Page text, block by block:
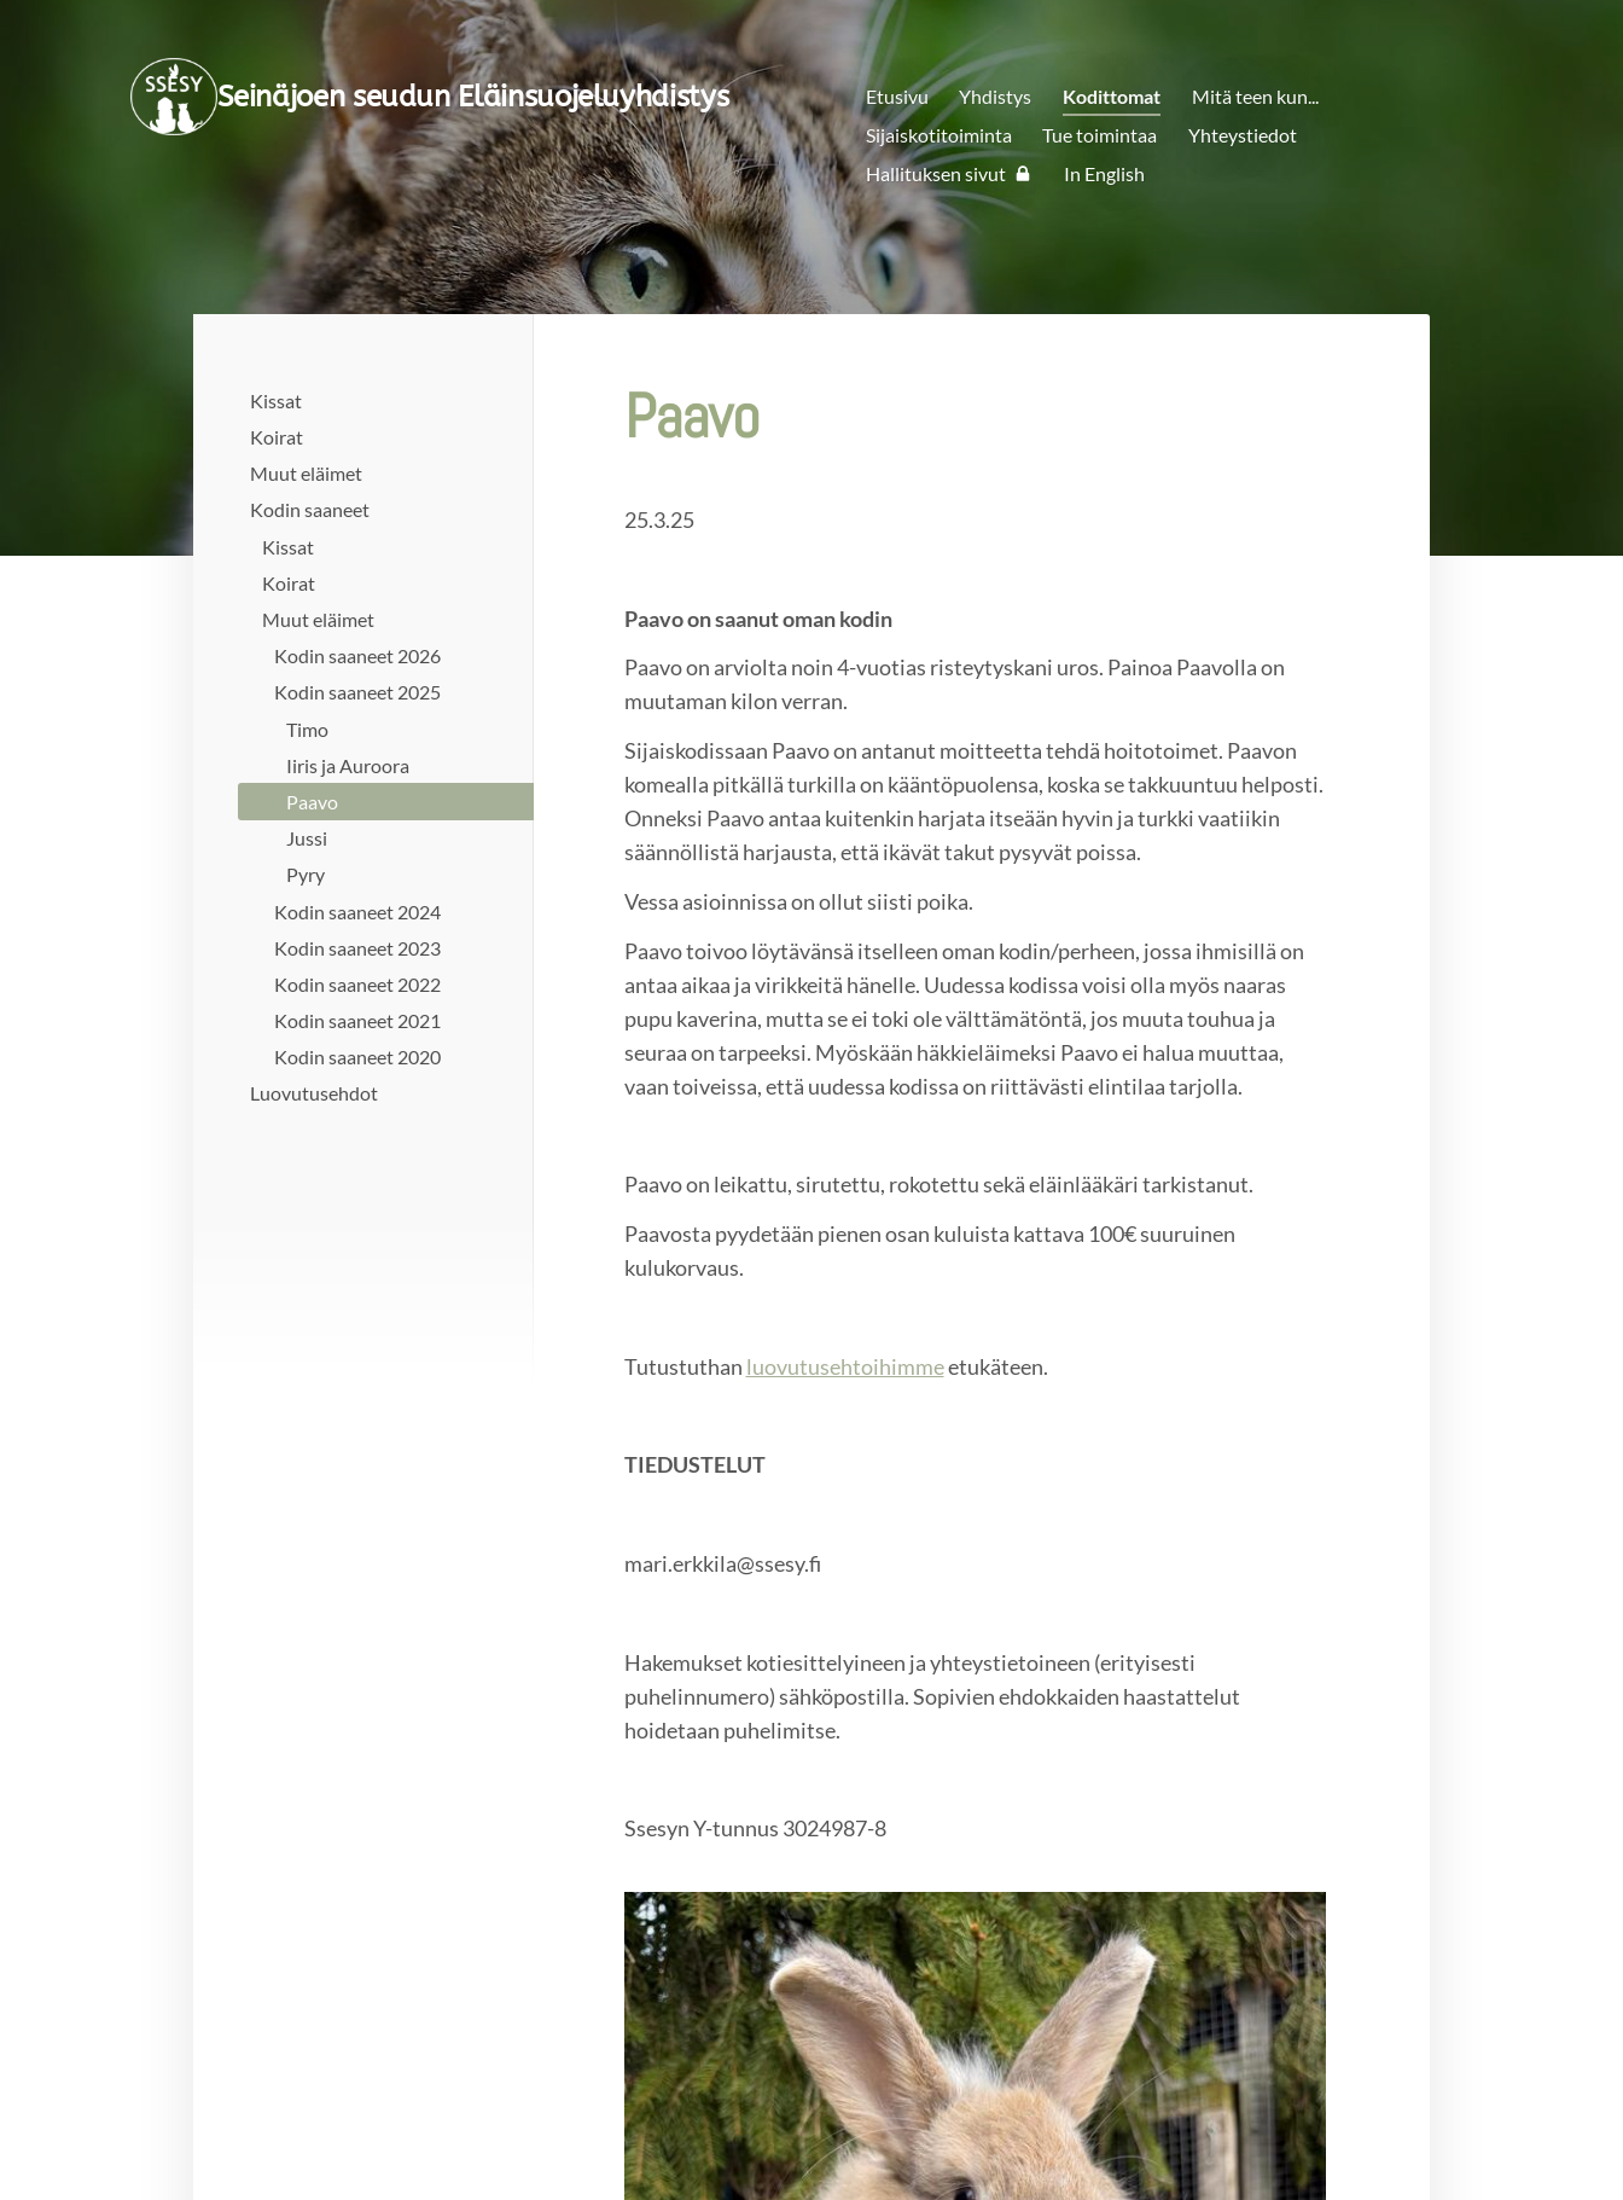
Seinäjoen seudun Eläinsuojeluyhdistys Etusivu Yhdistys Kodittomat
Mitä teen kun...
Sijaiskotitoiminta
Tue toimintaa
Yhteystiedot
Hallituksen sivut
In English
Kissat
Koirat
Muut eläimet
Kodin saaneet
Kissat
Koirat
Muut eläimet
Kodin saaneet 2026
Kodin saaneet 2025
Timo
Iiris ja Auroora
Paavo
Jussi
Pyry
Kodin saaneet 2024
Kodin saaneet 2023
Kodin saaneet 2022
Kodin saaneet 2021
Kodin saaneet 2020
Luovutusehdot
Paavo
25.3.25
Paavo on saanut oman kodin
Paavo on arviolta noin 4-vuotias risteytyskani uros. Painoa Paavolla on
muutaman kilon verran.
Sijaiskodissaan Paavo on antanut moitteetta tehdä hoitotoimet. Paavon
komealla pitkällä turkilla on kääntöpuolensa, koska se takkuuntuu helposti.
Onneksi Paavo antaa kuitenkin harjata itseään hyvin ja turkki vaatiikin
säännöllistä harjausta, että ikävät takut pysyvät poissa.
Vessa asioinnissa on ollut siisti poika.
Paavo toivoo löytävänsä itselleen oman kodin/perheen, jossa ihmisillä on
antaa aikaa ja virikkeitä hänelle. Uudessa kodissa voisi olla myös naaras
pupu kaverina, mutta se ei toki ole välttämätöntä, jos muuta touhua ja
seuraa on tarpeeksi. Myöskään häkkieläimeksi Paavo ei halua muuttaa,
vaan toiveissa, että uudessa kodissa on riittävästi elintilaa tarjolla.
Paavo on leikattu, sirutettu, rokotettu sekä eläinlääkäri tarkistanut.
Paavosta pyydetään pienen osan kuluista kattava 100€ suuruinen
kulukorvaus.
Tutustuthan luovutusehtoihimmeetukäteen.
TIEDUSTELUT
mari.erkkila@ssesy.fi
Hakemukset kotiesittelyineen ja yhteystietoineen (erityisesti
puhelinnumero) sähköpostilla. Sopivien ehdokkaiden haastattelut
hoidetaan puhelimitse.
Ssesyn Y-tunnus 3024987-8